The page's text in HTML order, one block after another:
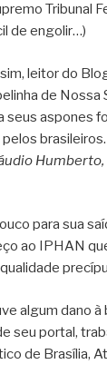
Tribunal
de engolir…)
leitor do
de Nossa
seus aspones
brasileiros.
Humberto,
para sua
ao IPHAN
algum dano
seu portal,
de Brasília,